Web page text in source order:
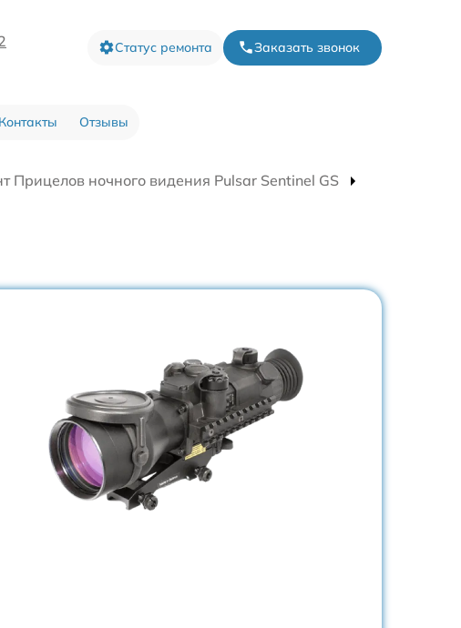
Статус ремонта Заказать звонок
Контакты Отзывы
Прицелов ночного видения Pulsar Sentinel GS